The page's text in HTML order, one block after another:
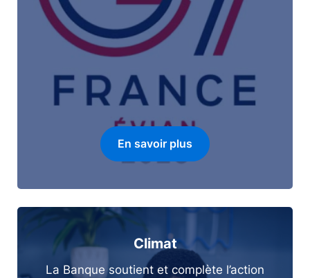
En savoir plus
Climat
La Banque soutient et complète l’action